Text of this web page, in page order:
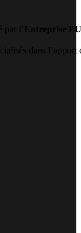
l’ Entreprise
dans